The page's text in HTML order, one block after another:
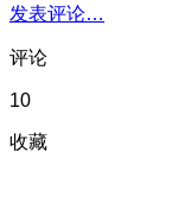
发表评论…
评论
10
收藏